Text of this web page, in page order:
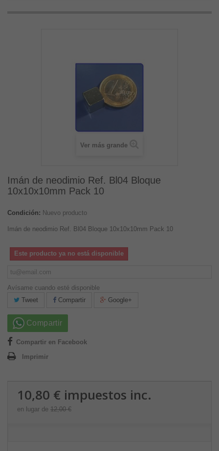
Ver más grande
Imán de neodimio Ref. Bl04 Bloque
10x10x10mm Pack 10
Condición: Nuevo producto
Imán de neodimio Ref. Bl04 Bloque 10x10x10mm Pack 10
Este producto ya no está disponible
Avísame cuando esté disponible
Tweet
Compartir Google+
Compartir
Compartir en Facebook
Imprimir
10,80 € impuestos inc.
en lugar de 12,00 €